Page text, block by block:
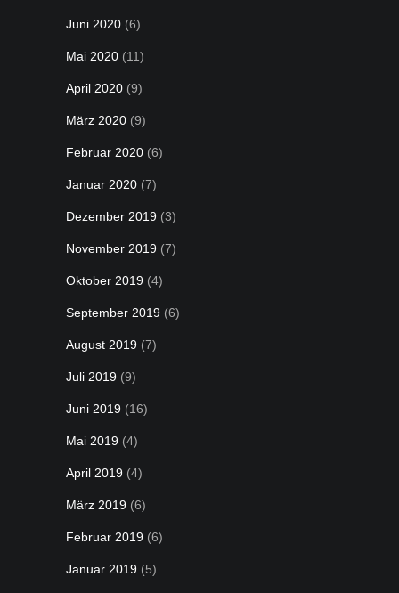
Juni 2020 (6)
Mai 2020 (11)
April 2020 (9)
März 2020 (9)
Februar 2020 (6)
Januar 2020 (7)
Dezember 2019 (3)
November 2019 (7)
Oktober 2019 (4)
September 2019 (6)
August 2019 (7)
Juli 2019 (9)
Juni 2019 (16)
Mai 2019 (4)
April 2019 (4)
März 2019 (6)
Februar 2019 (6)
Januar 2019 (5)